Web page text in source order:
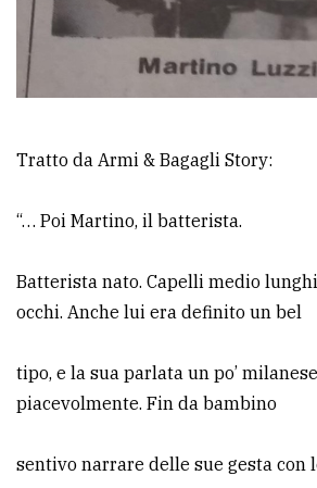
Ricerca
avanzata
ALTRE
Privacy
Cookie
Tratto da Armi & Bagagli Story:
“… Poi Martino, il batterista.
Batterista nato. Capelli medio
occhi. Anche lui era definito un bel
tipo, e la sua parlata un po’
piacevolmente. Fin da bambino
sentivo narrare delle sue gesta con